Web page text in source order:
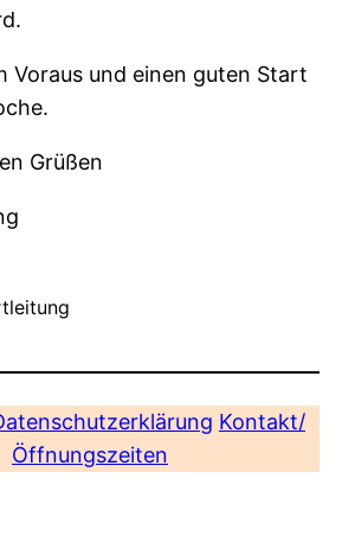
Voraus und einen guten Start
Grüßen
Kontakt/
Öffnungszeiten